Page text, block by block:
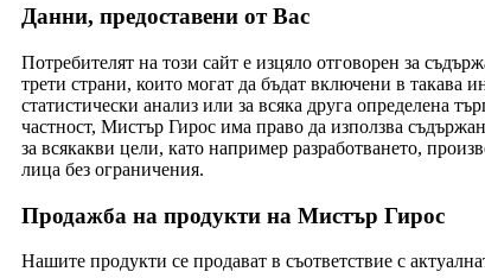
Данни, предоставени от Вас
Потребителят на този сайт е изцяло отговорен за
трети страни, които могат да бъдат включени в такава
статистически анализ или за всяка друга определена
частност, Мистър Гирос има право да използва
за всякакви цели, като например разработването,
лица без ограничения.
Продажба на продукти на Мистър Гирос
Нашите продукти се продават в съответствие с